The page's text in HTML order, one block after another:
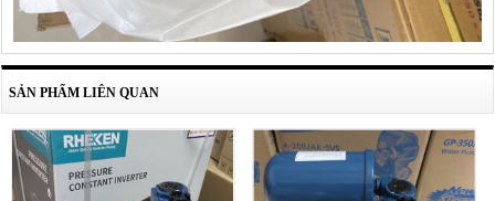
SẢN PHẨM LIÊN QUAN